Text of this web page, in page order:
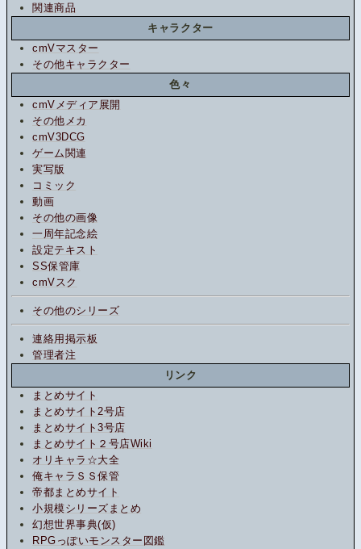
関連商品
キャラクター
cmVマスター
その他キャラクター
色々
cmVメディア展開
その他メカ
cmV3DCG
ゲーム関連
実写版
コミック
動画
その他の画像
一周年記念絵
設定テキスト
SS保管庫
cmVスク
その他のシリーズ
連絡用掲示板
管理者注
リンク
まとめサイト
まとめサイト2号店
まとめサイト3号店
まとめサイト２号店Wiki
オリキャラ☆大全
俺キャラＳＳ保管
帝都まとめサイト
小規模シリーズまとめ
幻想世界事典(仮)
RPGっぽいモンスター図鑑